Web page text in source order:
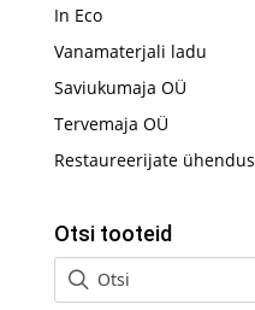
In Eco
Vanamaterjali ladu
Saviukumaja OÜ
Tervemaja OÜ
Restaureerijate ühendus
Otsi tooteid